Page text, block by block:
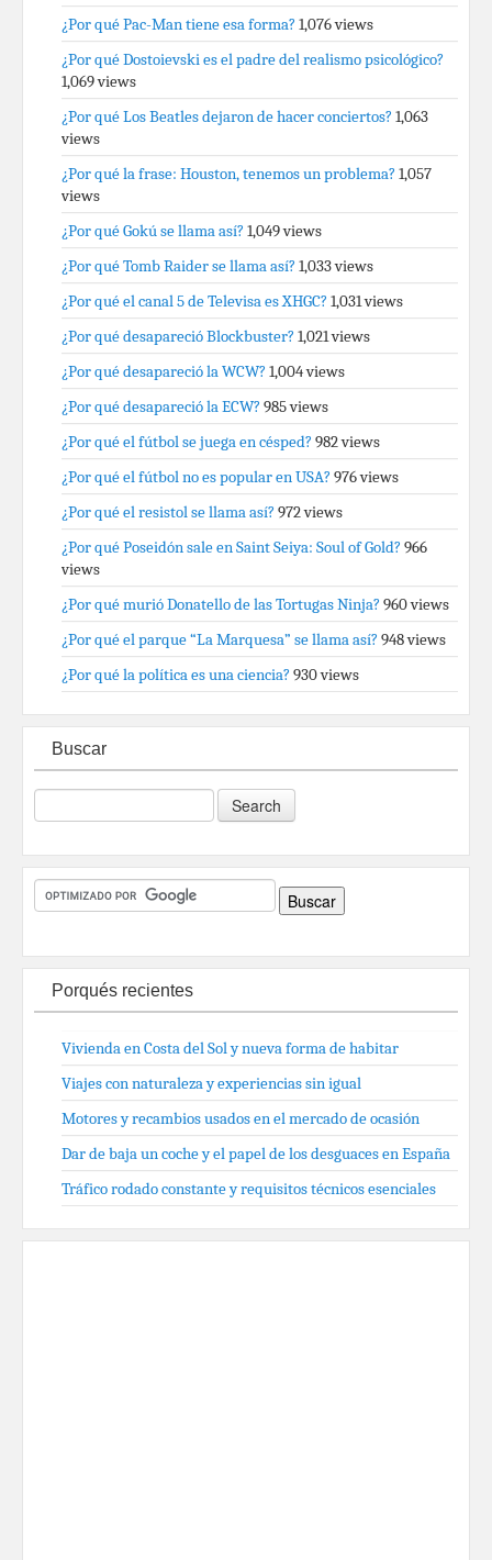
¿Por qué Pac-Man tiene esa forma? 1,076 views
¿Por qué Dostoievski es el padre del realismo psicológico?
1,069 views
¿Por qué Los Beatles dejaron de hacer conciertos? 1,063
views
¿Por qué la frase: Houston, tenemos un problema? 1,057
views
¿Por qué Gokú se llama así? 1,049 views
¿Por qué Tomb Raider se llama así? 1,033 views
¿Por qué el canal 5 de Televisa es XHGC? 1,031 views
¿Por qué desapareció Blockbuster? 1,021 views
¿Por qué desapareció la WCW? 1,004 views
¿Por qué desapareció la ECW? 985 views
¿Por qué el fútbol se juega en césped? 982 views
¿Por qué el fútbol no es popular en USA? 976 views
¿Por qué el resistol se llama así? 972 views
¿Por qué Poseidón sale en Saint Seiya: Soul of Gold? 966
views
¿Por qué murió Donatello de las Tortugas Ninja? 960 views
¿Por qué el parque “La Marquesa” se llama así? 948 views
¿Por qué la política es una ciencia? 930 views
Buscar
Porqués recientes
Vivienda en Costa del Sol y nueva forma de habitar
Viajes con naturaleza y experiencias sin igual
Motores y recambios usados en el mercado de ocasión
Dar de baja un coche y el papel de los desguaces en España
Tráfico rodado constante y requisitos técnicos esenciales